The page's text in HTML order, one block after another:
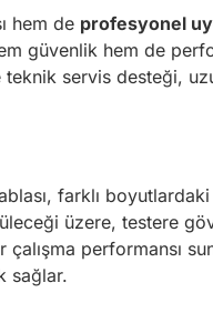
hem de profesyonel
güvenlik hem de
servis desteği,
farklı
üzere, testere
performansı
sağlar.